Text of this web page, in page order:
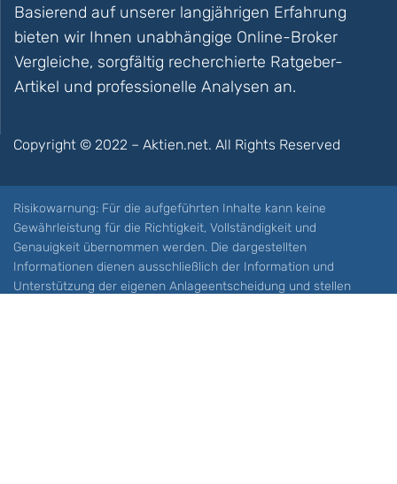
Basierend auf unserer langjährigen Erfahrung
bieten wir Ihnen unabhängige Online-Broker
Vergleiche, sorgfältig recherchierte Ratgeber-
Artikel und professionelle Analysen an.
Copyright © 2022 – Aktien.net. All Rights Reserved
Risikowarnung: Für die aufgeführten Inhalte kann keine
Gewährleistung für die Richtigkeit, Vollständigkeit und
Genauigkeit übernommen werden. Die dargestellten
Informationen dienen ausschließlich der Information und
Unterstützung der eigenen Anlageentscheidung und stellen